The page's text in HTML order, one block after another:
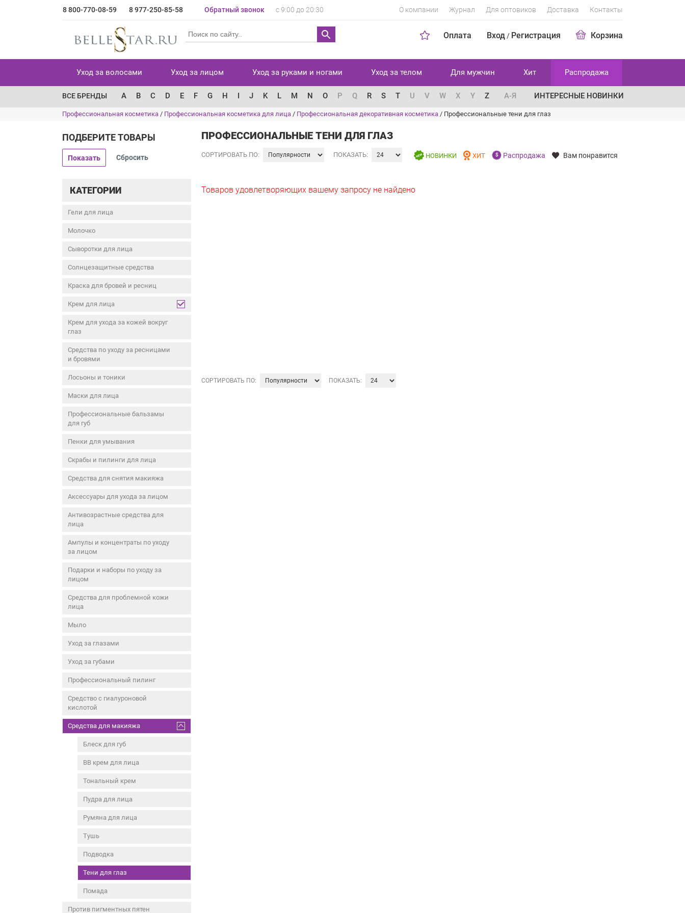
8 800-770-08-59 8 977-250-85-58 Обратный звонок с 9:00 до 20:30 О компании Журнал Для оптовиков Доставка Контакты
Оплата Вход / Регистрация Корзина
Уход за волосами Уход за лицом Уход за руками и ногами Уход за телом Для мужчин Хит Распродажа
ВСЕ БРЕНДЫ A B C D E F G H I J K L M N O P Q R S T U V W X Y Z А-Я ИНТЕРЕСНЫЕ НОВИНКИ
Профессиональная косметика / Профессиональная косметика для лица / Профессиональная декоративная косметика / Профессиональные тени для глаз
ПОДБЕРИТЕ ТОВАРЫ
Показать
КАТЕГОРИИ
Гели для лица
Молочко
Сыворотки для лица
Солнцезащитные средства
Краска для бровей и ресниц
Крем для лица
Крем для ухода за кожей вокруг
глаз
Средства по уходу за ресницами
и бровями
Лосьоны и тоники
Маски для лица
Профессиональные бальзамы
для губ
Пенки для умывания
Скрабы и пилинги для лица
Средства для снятия макияжа
Аксессуары для ухода за лицом
Антивозрастные средства для
лица
Ампулы и концентраты по уходу
за лицом
Подарки и наборы по уходу за
лицом
Средства для проблемной кожи
лица
Мыло
Уход за глазами
Уход за губами
Профессиональный пилинг
Средство с гиалуроновой
кислотой
Средства для макияжа
Блеск для губ
BB крем для лица
Тональный крем
Пудра для лица
Румяна для лица
Тушь
Подводка
Тени для глаз
Помада
Против пигментных пятен
ПРОФЕССИОНАЛЬНЫЕ ТЕНИ ДЛЯ ГЛАЗ
СОРТИРОВАТЬ ПО: ПОКАЗАТЬ: НОВИНКИ ХИТ Распродажа Вам понравится
Товаров удовлетворяющих вашему запросу не найдено
СОРТИРОВАТЬ ПО: ПОКАЗАТЬ: